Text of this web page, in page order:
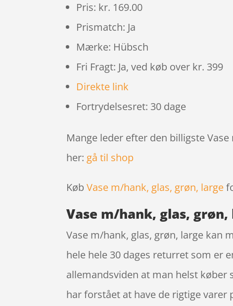
Pris: kr. 169.00
Prismatch: Ja
Mærke: Hübsch
Fri Fragt: Ja, ved køb over kr. 399
Direkte link
Fortrydelsesret: 30 dage
Mange leder efter den billigste
her:gå til shop
KøbVase m/hank, glas, grøn, large
Vase m/hank, glas,
Vase m/hank, glas, grøn, large kan
hele hele 30 dages returret som er
allemandsviden at man helst køber
har forstået at have de rigtige